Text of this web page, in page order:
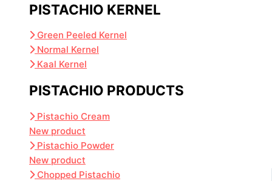
PISTACHIO KERNEL
Green Peeled Kernel
Normal Kernel
Kaal Kernel
PISTACHIO PRODUCTS
Pistachio Cream
New product
Pistachio Powder
New product
Chopped Pistachio